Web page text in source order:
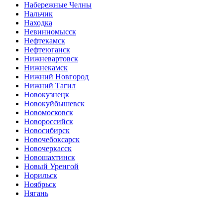
Набережные Челны
Нальчик
Находка
Невинномысск
Нефтекамск
Нефтеюганск
Нижневартовск
Нижнекамск
Нижний Новгород
Нижний Тагил
Новокузнецк
Новокуйбышевск
Новомосковск
Новороссийск
Новосибирск
Новочебоксарск
Новочеркасск
Новошахтинск
Новый Уренгой
Норильск
Ноябрьск
Нягань